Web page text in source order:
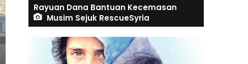
Rayuan Dana Bantuan Kecemasan
Musim Sejuk RescueSyria